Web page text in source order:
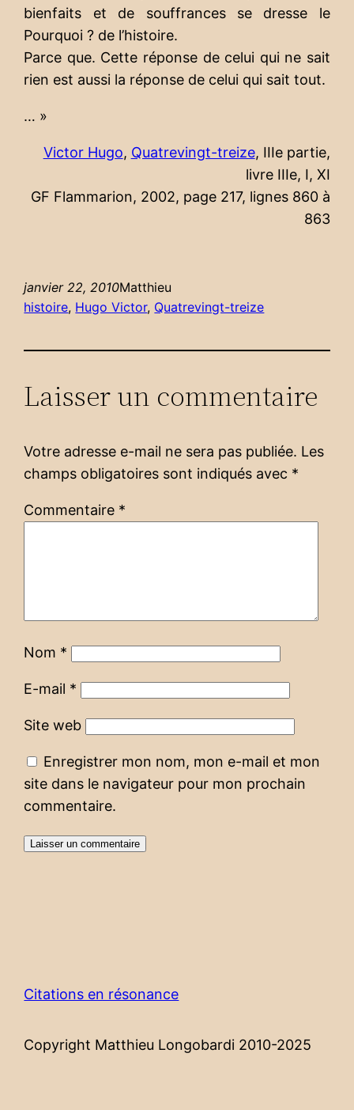
bienfaits et de souffrances se dresse le
Pourquoi ? de l’histoire.
Parce que. Cette réponse de celui qui ne sait
rien est aussi la réponse de celui qui sait tout.
… »
Victor Hugo, Quatrevingt-treize, IIIe partie,
livre IIIe, I, XI
GF Flammarion, 2002, page 217, lignes 860 à
863
janvier 22, 2010Matthieu
histoire, Hugo Victor, Quatrevingt-treize
Laisser un commentaire
Votre adresse e-mail ne sera pas publiée. Les
champs obligatoires sont indiqués avec *
Commentaire *
Nom *
E-mail *
Site web
Enregistrer mon nom, mon e-mail et mon
site dans le navigateur pour mon prochain
commentaire.
Citations en résonance
Copyright Matthieu Longobardi 2010-2025